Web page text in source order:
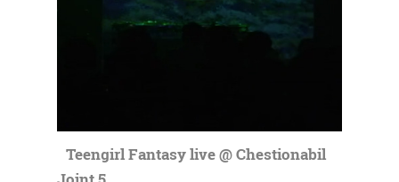
Teengirl Fantasy live @ Chestionabil